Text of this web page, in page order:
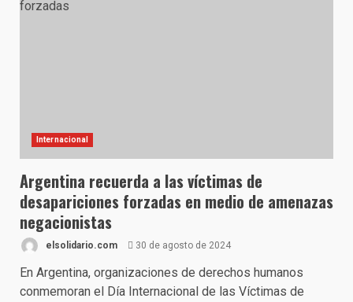
Internacional
Argentina recuerda a las víctimas de
desapariciones forzadas en medio de amenazas
negacionistas
elsolidario.com 30 de agosto de 2024
En Argentina, organizaciones de derechos humanos
conmemoran el Día Internacional de las Víctimas de